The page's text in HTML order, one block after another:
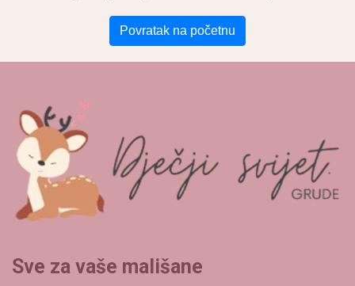
Povratak na početnu
Sve za vaše mališane